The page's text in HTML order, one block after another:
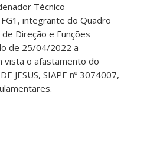
Técnico –
integrante do Quadro
Direção e Funções
de 25/04/2022 a
o afastamento do
JESUS, SIAPE nº 3074007,